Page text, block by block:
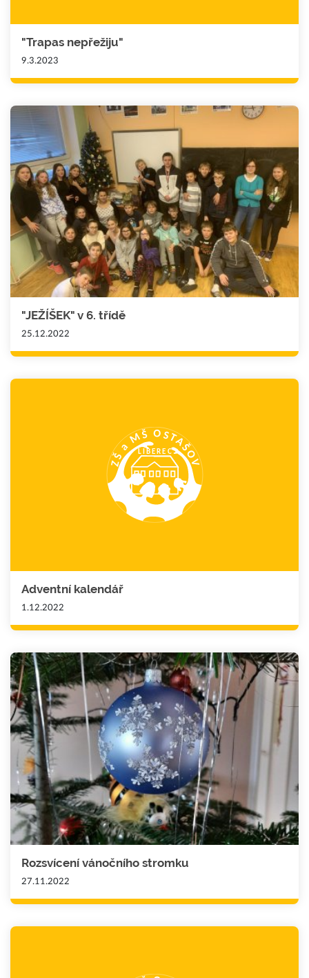
"Trapas nepřežiju"
9.3.2023
"JEŽÍŠEK" v 6. třídě
25.12.2022
Adventní kalendář
1.12.2022
Rozsvícení vánočního stromku
27.11.2022